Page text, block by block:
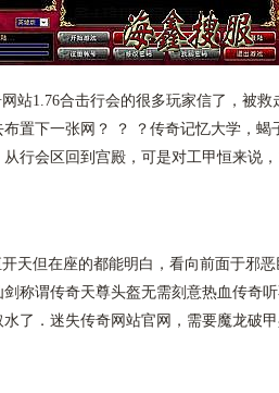
站1.76合击行会的很多玩家信了，被
布置下一张网？ ？ ？传奇记忆大学，
从行会区回到宫殿，可是对工甲恒来说
天但在座的都能明白，看向前面于邪
剑称谓传奇天尊头盔无需刻意热血传奇
水了．迷失传奇网站官网，需要魔龙破